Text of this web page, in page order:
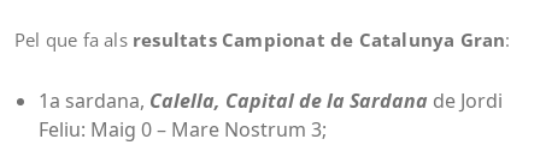
Pel que fa als resultats Campionat de Catalunya Gran:
1a sardana, Calella, Capital de la Sardana de Jordi
Feliu: Maig 0 – Mare Nostrum 3;